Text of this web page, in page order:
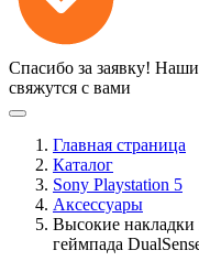
Спасибо за заявку! Наши
свяжутся с вами
Главная страница
Каталог
Sony Playstation 5
Аксессуары
Высокие накладки
геймпада